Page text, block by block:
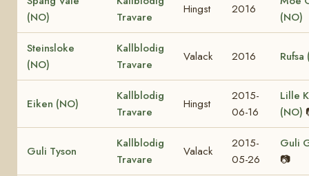
(NO)
Travare
Hingst 2016
(NO)
Steinsloke
(NO)
Kallblodig
Travare
Valack 2016 Rufsa
Eiken (NO)
Kallblodig
Travare
Hingst
2015-
06-16
Lille
(NO)
Guli Tyson
Kallblodig
Travare
Valack
2015-
05-26
Guli
📷